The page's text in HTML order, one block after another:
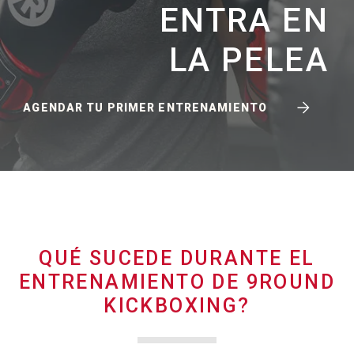
ENTRA EN
LA PELEA
AGENDAR TU PRIMER ENTRENAMIENTO
QUÉ SUCEDE DURANTE EL
ENTRENAMIENTO DE 9ROUND
KICKBOXING?